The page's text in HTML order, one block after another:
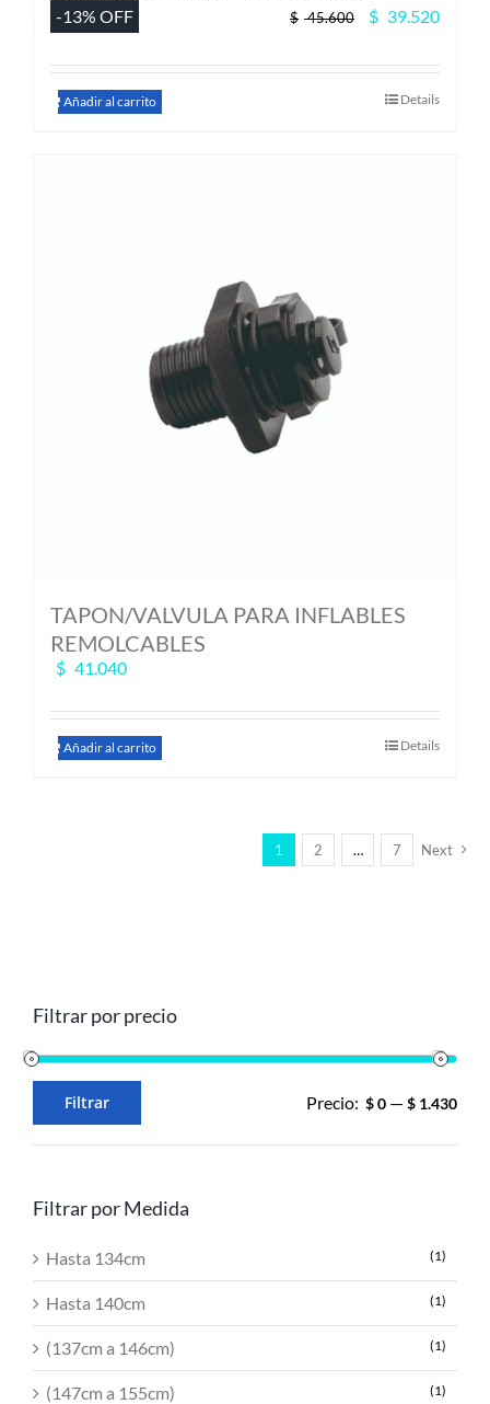
-13% OFF $ 45.600
El
era:
$ 45.600.
$ 39.520El
es:
$
Añadir al carrito Details
TAPON/VALVULA PARA INFLABLES
REMOLCABLES
$ 41.040
Añadir al carrito Details
1 2 … 7 Next
Filtrar por precio
Precio
PrecioFiltrar Precio: $ 0 — $ 1.430
Filtrar por Medida
Hasta 134cm (1)
Hasta 140cm (1)
(137cm a 146cm) (1)
(147cm a 155cm) (1)